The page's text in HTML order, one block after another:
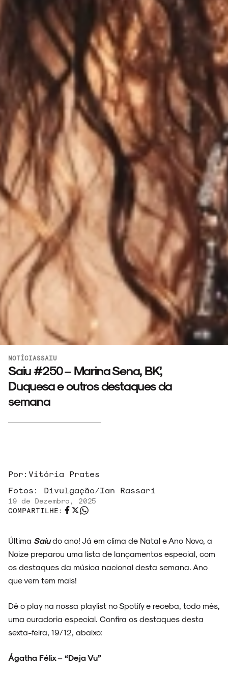
NOTÍCIASSAIU
Saiu #250 – Marina Sena, BK’,
Duquesa e outros destaques da
semana
Por: Vitória Prates
Fotos: Divulgação/Ian Rassari
19 de Dezembro, 2025
COMPARTILHE:
Última Saiudo ano! Já em clima de Natal e Ano Novo, a
Noize preparou uma lista de lançamentos especial, com
os destaques da música nacional desta semana. Ano
que vem tem mais!
Dê o play na nossa playlist no Spotify e receba, todo mês,
uma curadoria especial. Confira os destaques desta
sexta-feira, 19/12, abaixo:
Ágatha Félix – “Deja Vu”